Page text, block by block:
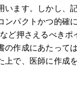
います。しかし、
ンパクトかつ的確
ど押さえるべきポ
の作成にあたって
上で、医師に作成